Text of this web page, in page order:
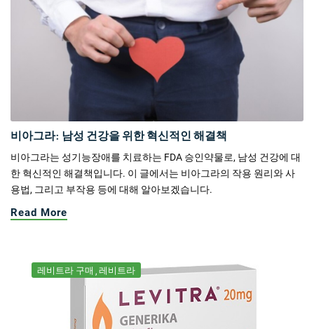
비아그라: 남성 건강을 위한 혁신적인 해결책
비아그라는 성기능장애를 치료하는 FDA 승인약물로, 남성 건강에 대
한 혁신적인 해결책입니다. 이 글에서는 비아그라의 작용 원리와 사
용법, 그리고 부작용 등에 대해 알아보겠습니다.
Read More
레비트라 구매 레비트라